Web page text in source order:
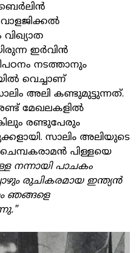
വിഖ്യാത
ഇർവിൻ
നടത്താനും
വെച്ചാണ്
അലി കണ്ടുമുട്ടുന്നത്.
മേഖലകളിൽ
രണ്ടുപേരും
സാലിം അലിയുടെ
പിള്ളയെ
നന്നായി പാചകം
രുചികരമായ ഇന്ത്യൻ
ഞങ്ങളെ